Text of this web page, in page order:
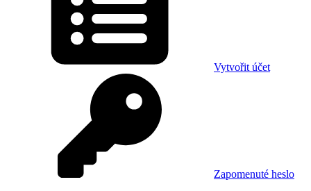
Vytvořit účet
Zapomenuté heslo